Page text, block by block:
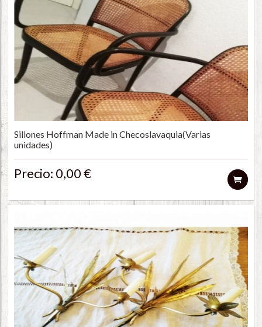
Sillones Hoffman Made in Checoslavaquia(Varias
unidades)
Precio: 0,00 €